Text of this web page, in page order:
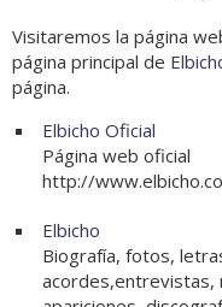
Visitaremos la página
página principal de
página.
Elbicho Oficial
Página web oficial
http://
Elbicho
Biografía, fotos,
acordes,entrevistas,